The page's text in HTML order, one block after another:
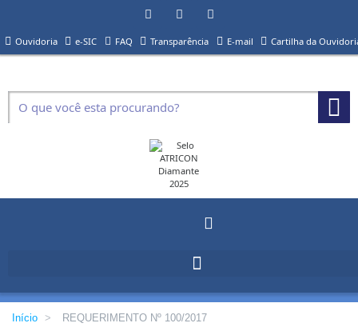
Ouvidoria e-SIC FAQ Transparência E-mail Cartilha da
Início > REQUERIMENTO Nº 100/2017